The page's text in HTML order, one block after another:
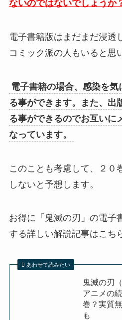
ないのではないでしょうか
電子書籍版はまだまだ浸透
コミック派の人もいると思
電子書籍の場合、感染を
る事ができます。また、出
る事ができるのでお互いに
なっています。
このことも考慮して、２０
しないと予想します。
お得に「鬼滅の刃」の電子
する詳しい解説記事はこち
あわせて読みたい
鬼滅の刃
アニメの
巻？実質
も